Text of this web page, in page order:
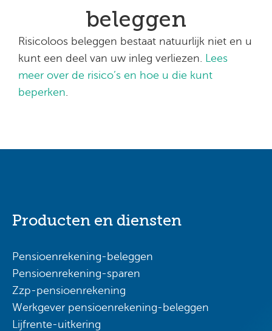
beleggen
Risicoloos beleggen bestaat natuurlijk niet en u
kunt een deel van uw inleg verliezen. Lees
meer over de risico’s en hoe u die kunt
beperken
Producten en diensten
Pensioenrekening-beleggen
Pensioenrekening-sparen
Zzp-pensioenrekening
Werkgever pensioenrekening-beleggen
Lijfrente-uitkering